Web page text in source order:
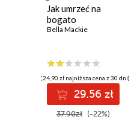
Jak umrzeć na
bogato
Bella Mackie
(24,90 zł najniższa cena z 30 dni)
29.56 zł
37.90zł (-22%)